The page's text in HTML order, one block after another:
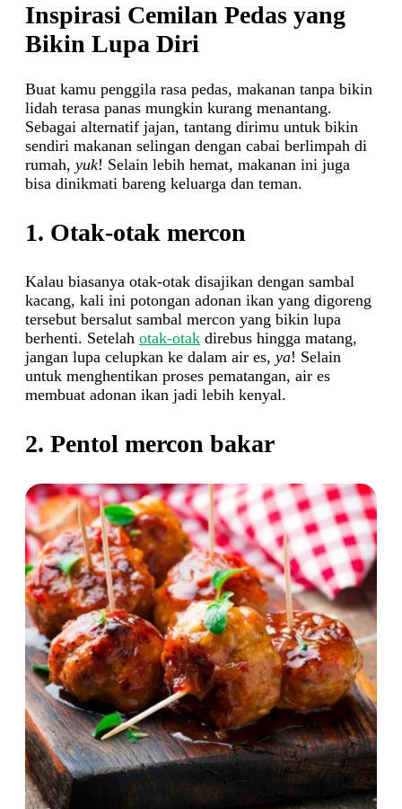
Inspirasi Cemilan Pedas yang
Bikin Lupa Diri
Buat kamu penggila rasa pedas, makanan tanpa bikin
lidah terasa panas mungkin kurang menantang.
Sebagai alternatif jajan, tantang dirimu untuk bikin
sendiri makanan selingan dengan cabai berlimpah di
rumah, yuk! Selain lebih hemat, makanan ini juga
bisa dinikmati bareng keluarga dan teman.
1. Otak-otak mercon
Kalau biasanya otak-otak disajikan dengan sambal
kacang, kali ini potongan adonan ikan yang digoreng
tersebut bersalut sambal mercon yang bikin lupa
berhenti. Setelah otak-otak direbus hingga matang,
jangan lupa celupkan ke dalam air es, ya! Selain
untuk menghentikan proses pematangan, air es
membuat adonan ikan jadi lebih kenyal.
2. Pentol mercon bakar